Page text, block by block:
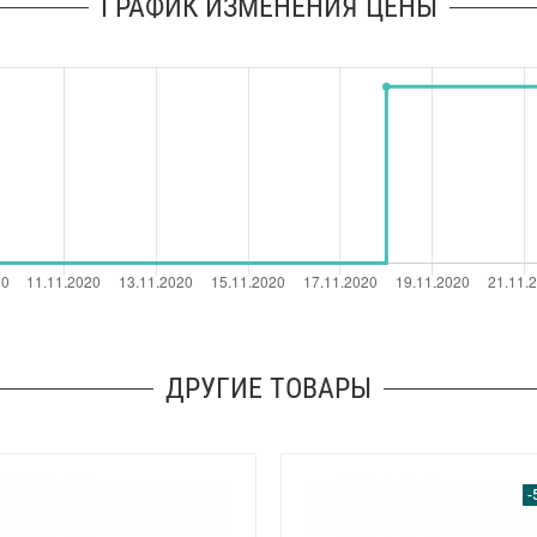
ГРАФИК ИЗМЕНЕНИЯ ЦЕНЫ
ДРУГИЕ ТОВАРЫ
-